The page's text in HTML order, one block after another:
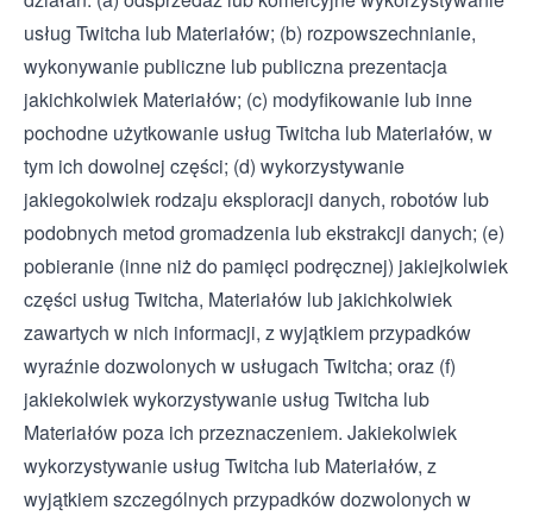
usług Twitcha lub Materiałów; (b) rozpowszechnianie,
wykonywanie publiczne lub publiczna prezentacja
jakichkolwiek Materiałów; (c) modyfikowanie lub inne
pochodne użytkowanie usług Twitcha lub Materiałów, w
tym ich dowolnej części; (d) wykorzystywanie
jakiegokolwiek rodzaju eksploracji danych, robotów lub
podobnych metod gromadzenia lub ekstrakcji danych; (e)
pobieranie (inne niż do pamięci podręcznej) jakiejkolwiek
części usług Twitcha, Materiałów lub jakichkolwiek
zawartych w nich informacji, z wyjątkiem przypadków
wyraźnie dozwolonych w usługach Twitcha; oraz (f)
jakiekolwiek wykorzystywanie usług Twitcha lub
Materiałów poza ich przeznaczeniem. Jakiekolwiek
wykorzystywanie usług Twitcha lub Materiałów, z
wyjątkiem szczególnych przypadków dozwolonych w